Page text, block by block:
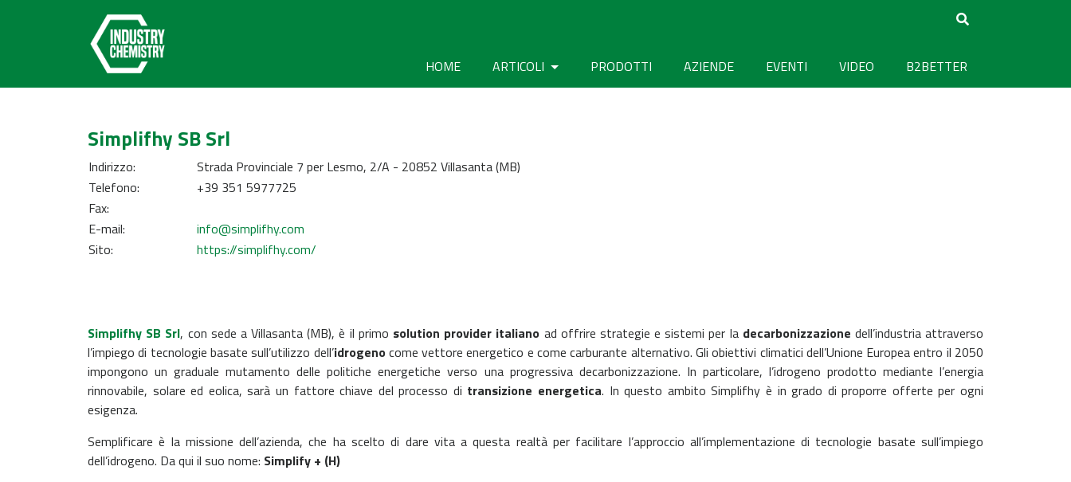
HOME ARTICOLI PRODOTTI AZIENDE EVENTI VIDEO B2BETTER
Simplifhy SB Srl
Indirizzo:
Strada Provinciale 7 per Lesmo, 2/A - 20852 Villasanta (MB)
Telefono:
+39 351 5977725
Fax:
E-mail:
info@simplifhy.com
Sito:
https://simplifhy.com/
Simplifhy SB Srl, con sede a Villasanta (MB),è il primo solution provider italiano ad offrire strategie e sistemi per la decarbonizzazione dell’industria attraverso
l’impiego di tecnologie basate sull’utilizzo dell’idrogenocome vettore energetico e come carburante alternativo. Gli obiettivi climatici dell’Unione Europea entro il 2050
impongono un graduale mutamento delle politiche energetiche verso una progressiva decarbonizzazione. In particolare, l’idrogeno prodotto mediante l’energia
rinnovabile, solare ed eolica, sarà un fattore chiave del processo di transizione energetica. In questo ambito Simplifhy è in grado di proporre offerte per ogni
esigenza.
Semplificare è la missione dell’azienda, che ha scelto di dare vita a questa realtà per facilitare l’approccio all’implementazione di tecnologie basate sull’impiego
dell’idrogeno. Da qui il suo nome: Simplify + (H)